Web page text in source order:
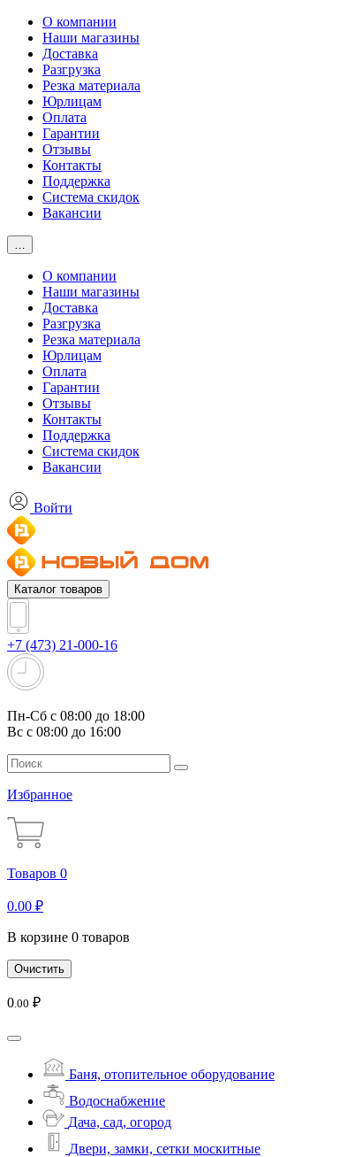
О компании
Наши магазины
Доставка
Разгрузка
Резка материала
Юрлицам
Оплата
Гарантии
Отзывы
Контакты
Поддержка
Система скидок
Вакансии
…
О компании
Наши магазины
Доставка
Разгрузка
Резка материала
Юрлицам
Оплата
Гарантии
Отзывы
Контакты
Поддержка
Система скидок
Вакансии
Войти
Каталог товаров
+7 (473) 21-000-16
Пн-Сб с 08:00 до 18:00
Вс с 08:00 до 16:00
Избранное
Товаров 0
0.00 ₽
В корзине 0 товаров
Очистить
0 .00 ₽
Баня, отопительное оборудование
Водоснабжение
Дача, сад, огород
Двери, замки, сетки москитные